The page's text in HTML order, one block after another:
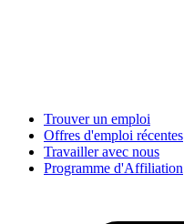
Trouver un emploi
Offres d'emploi récentes
Travailler avec nous
Programme d'Affiliation